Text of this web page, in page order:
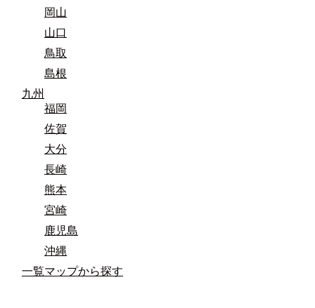
岡山
山口
鳥取
島根
九州
福岡
佐賀
大分
長崎
熊本
宮崎
鹿児島
沖縄
一覧マップから探す